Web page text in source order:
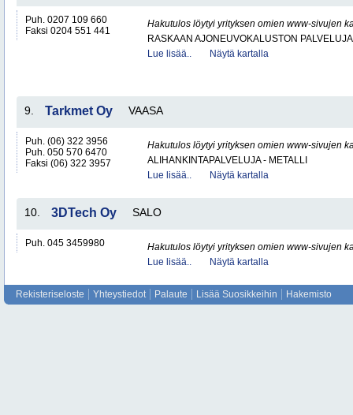
Puh. 0207 109 660
Faksi 0204 551 441
Hakutulos löytyi yrityksen omien www-sivujen
RASKAAN AJONEUVOKALUSTON
Lue lisää..
Näytä kartalla
9. Tarkmet Oy VAASA
Puh. (06) 322 3956
Puh. 050 570 6470
Faksi (06) 322 3957
Hakutulos löytyi yrityksen omien www-sivujen
ALIHANKINTAPALVELUJA - METALLI
Lue lisää..
Näytä kartalla
10. 3DTech Oy SALO
Puh. 045 3459980
Hakutulos löytyi yrityksen omien www-sivujen
Lue lisää..
Näytä kartalla
Rekisteriseloste Yhteystiedot Palaute Lisää Suosikkeihin Hakemisto